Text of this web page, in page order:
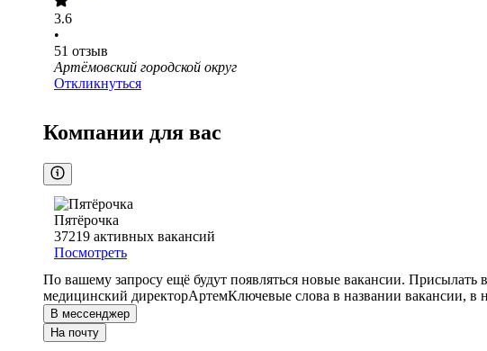
3.6
•
51 отзыв
Артёмовский городской округ
Откликнуться
Компании для вас
Пятёрочка
37219 активных вакансий
Посмотреть
По вашему запросу ещё будут появляться новые вакансии. Присылать
медицинский директорАртемКлючевые слова в названии вакансии, в
В мессенджер
На почту